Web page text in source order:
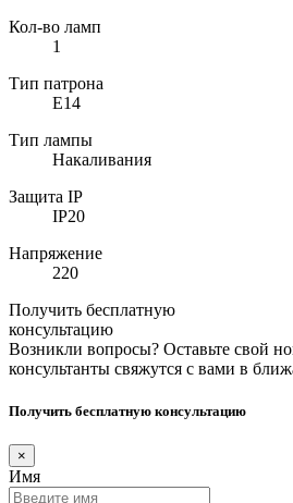
Кол-во ламп
1
Тип патрона
E14
Тип лампы
Накаливания
Защита IP
IP20
Напряжение
220
Получить бесплатную
консультацию
Возникли вопросы? Оставьте свой
консультанты свяжутся с вами в
Получить бесплатную консультацию
×
Имя